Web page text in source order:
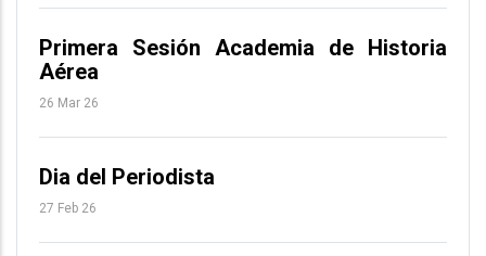
Primera Sesión Academia de Historia
Aérea
26 Mar 26
Dia del Periodista
27 Feb 26